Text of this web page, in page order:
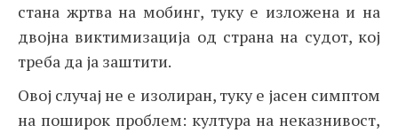
стана жртва на мобинг, туку е изложена и на
двојна виктимизација од страна на судот, кој
треба да ја заштити.
Овој случај не е изолиран, туку е јасен симптом
на поширок проблем: култура на неказнивост,